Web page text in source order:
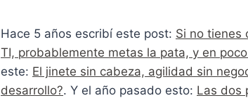
Hace 5 años escribí este post: Si no tienes
TI, probablemente metas la pata, y en
este: El jinete sin cabeza, agilidad sin
desarrollo?. Y el año pasado esto: Las dos